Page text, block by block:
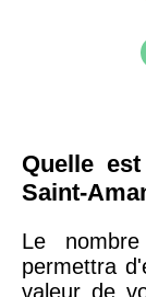
Quelle
Saint-
Le
permettra
valeur de